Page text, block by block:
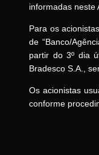
informadas neste
Para os
de “Banco/
partir do 3º dia
Bradesco S.A.,
Os acionistas
conforme